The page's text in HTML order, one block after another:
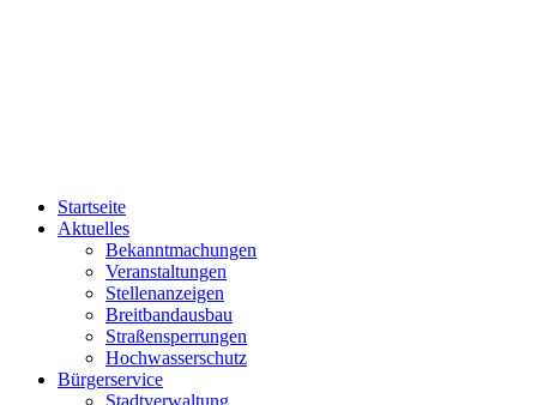
Startseite
Aktuelles
Bekanntmachungen
Veranstaltungen
Stellenanzeigen
Breitbandausbau
Straßensperrungen
Hochwasserschutz
Bürgerservice
Stadtverwaltung